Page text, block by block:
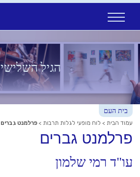
to
content
הגיל השלישי
בית העם
עמוד הבית > לוח מופעי לגלות תרבות > פרלמנט גברים
פרלמנט גברים
עו"ד רמי שלמון